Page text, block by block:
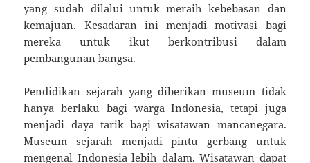
yang sudah dilalui untuk meraih kebebasan dan
kemajuan. Kesadaran ini menjadi motivasi bagi
mereka untuk ikut berkontribusi dalam
pembangunan bangsa.
Pendidikan sejarah yang diberikan museum tidak
hanya berlaku bagi warga Indonesia, tetapi juga
menjadi daya tarik bagi wisatawan mancanegara.
Museum sejarah menjadi pintu gerbang untuk
mengenal Indonesia lebih dalam. Wisatawan dapat